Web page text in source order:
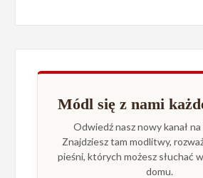
Módl się z nami
Odwiedź nasz nowy kanał
Znajdziesz tam modlitwy,
pieśni, których możesz słuchać
domu.